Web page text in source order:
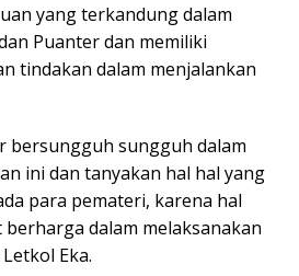
yang terkandung dalam
Puanter dan memiliki
tindakan dalam menjalankan
bersungguh sungguh dalam
ini dan tanyakan hal hal yang
para pemateri, karena hal
dalam melaksanakan
Eka.